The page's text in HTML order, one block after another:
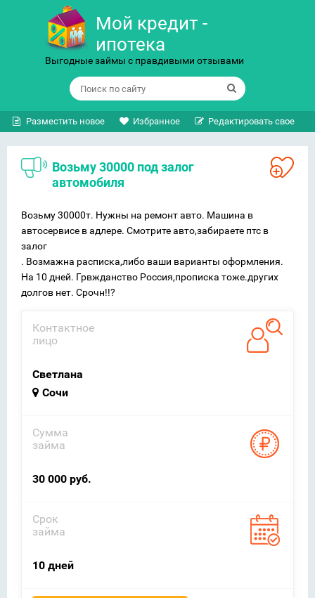
Мой кредит -
ипотека
Выгодные займы с правдивыми отзывами
Разместить новое Избранное Редактировать свое
Возьму 30000 под залог
автомобиля
Возьму 30000т. Нужны на ремонт авто. Машина в
автосервисе в адлере. Смотрите авто,забираете птс в
залог
. Возмажна расписка,либо ваши варианты оформления.
На 10 дней. Грвжданство Россия,прописка тоже.других
долгов нет. Срочн!!?
Контактное
лицо
Светлана
Сочи
Сумма
займа
30 000 руб.
Срок
займа
10 дней